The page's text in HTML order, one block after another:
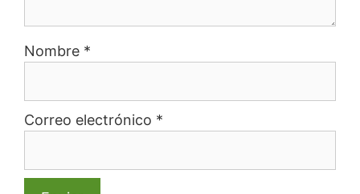
Nombre *
Correo electrónico *